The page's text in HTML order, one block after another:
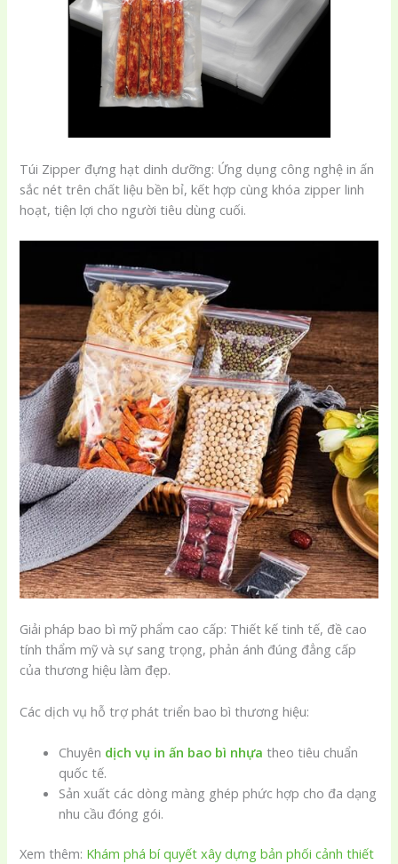
Túi Zipper đựng hạt dinh dưỡng: Ứng dụng công nghệ in ấn
sắc nét trên chất liệu bền bỉ, kết hợp cùng khóa zipper linh
hoạt, tiện lợi cho người tiêu dùng cuối.
Giải pháp bao bì mỹ phẩm cao cấp: Thiết kế tinh tế, đề cao
tính thẩm mỹ và sự sang trọng, phản ánh đúng đẳng cấp
của thương hiệu làm đẹp.
Các dịch vụ hỗ trợ phát triển bao bì thương hiệu:
Chuyên dịch vụ in ấn bao bì nhựa theo tiêu chuẩn
quốc tế.
Sản xuất các dòng màng ghép phức hợp cho đa dạng
nhu cầu đóng gói.
Xem thêm: Khám phá bí quyết xây dựng bản phối cảnh thiết